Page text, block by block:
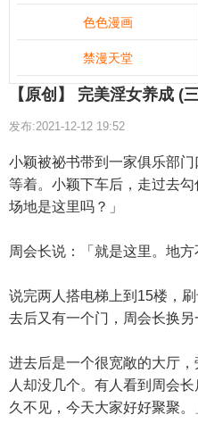
色色漫画
禁漫天堂
【原创】 完美淫女养成 (
发布:2021-12-12 19:52
小颖被祕书带到一家俱乐部
等着。小颖下车后，走过去
场地是这里吗？」
周会长说：「就是这里。地方
说完两人搭电梯上到15楼，
去后又有一个门，周会长换另
进去后是一个很宽敞的大厅
人却没几个。有人看到周会
久不见，今天大家好好聚聚。